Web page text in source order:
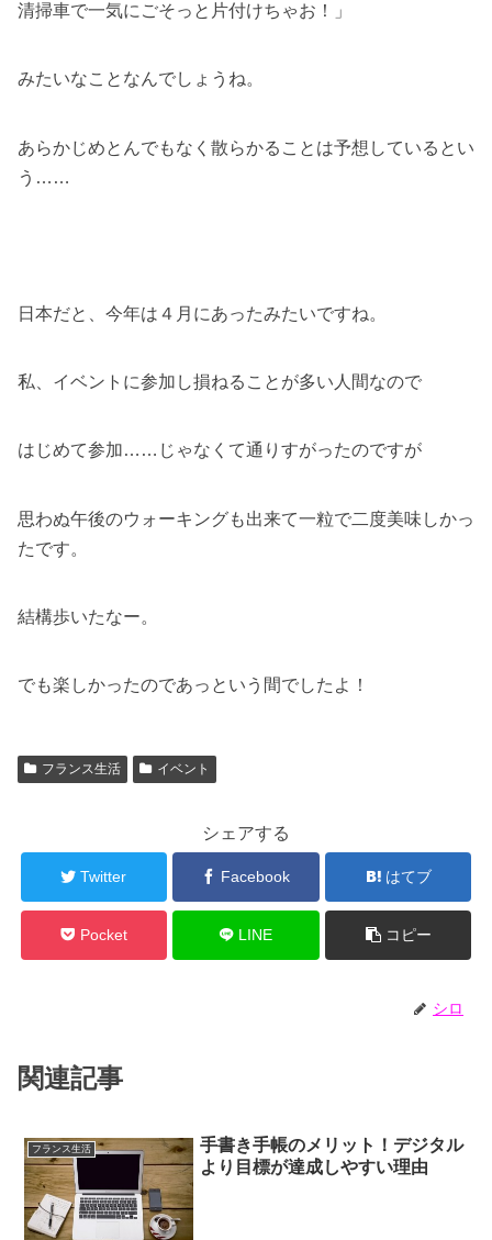
清掃車で一気にごそっと片付けちゃお！」
みたいなことなんでしょうね。
あらかじめとんでもなく散らかることは予想しているとい
う……
日本だと、今年は４月にあったみたいですね。
私、イベントに参加し損ねることが多い人間なので
はじめて参加……じゃなくて通りすがったのですが
思わぬ午後のウォーキングも出来て一粒で二度美味しかっ
たです。
結構歩いたなー。
でも楽しかったのであっという間でしたよ！
フランス生活 イベント
シェアする
Twitter Facebook はてブ
Pocket LINE コピー
シロ
関連記事
フランス生活
手書き手帳のメリット！デジタル
より目標が達成しやすい理由